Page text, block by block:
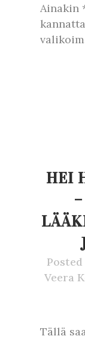
Ainakin
HEI
Posted
Veera
Tällä